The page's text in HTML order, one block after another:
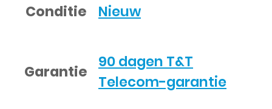
Conditie Nieuw
Garantie
90 dagen T&T
Telecom-garantie